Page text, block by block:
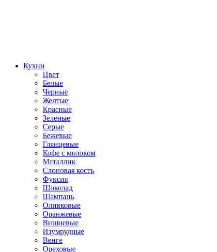
Кухни
Цвет
Белые
Черные
Желтые
Красные
Зеленые
Серые
Бежевые
Глянцевые
Кофе с молоком
Металлик
Слоновая кость
Фуксия
Шоколад
Шампань
Оливковые
Оранжевые
Вишневые
Изумрудные
Венге
Ореховые